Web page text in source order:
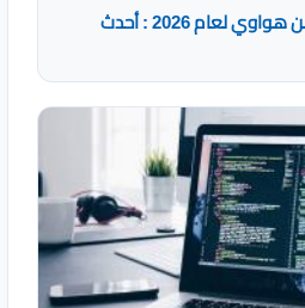
أفضل أجهزة اللاب توب من هواوي لعام 2026 : أحدث